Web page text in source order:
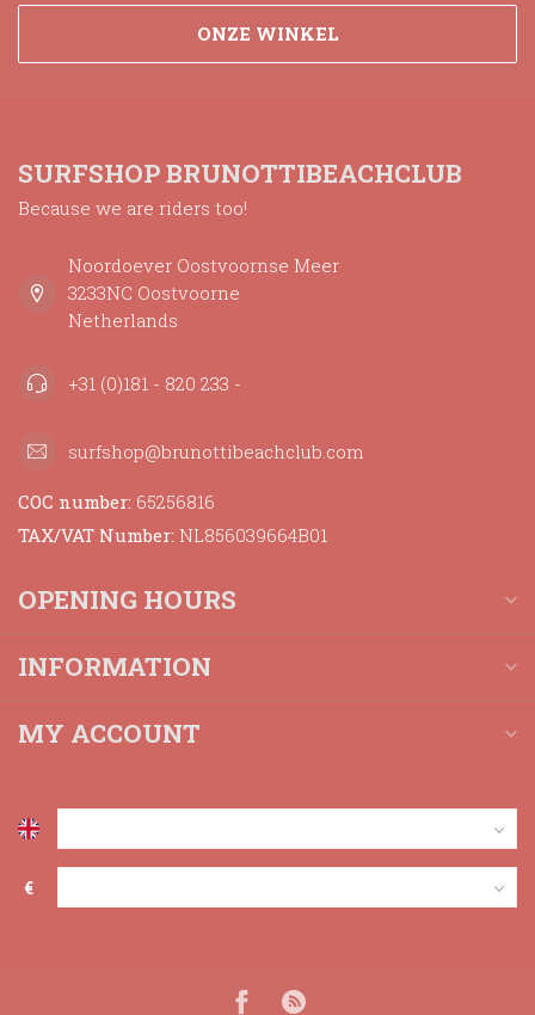
ONZE WINKEL
SURFSHOP BRUNOTTIBEACHCLUB
Because we are riders too!
Noordoever Oostvoornse Meer
3233NC Oostvoorne
Netherlands
+31 (0)181 - 820 233 -
surfshop@brunottibeachclub.com
COC number: 65256816
TAX/VAT Number: NL856039664B01
OPENING HOURS
INFORMATION
MY ACCOUNT
€